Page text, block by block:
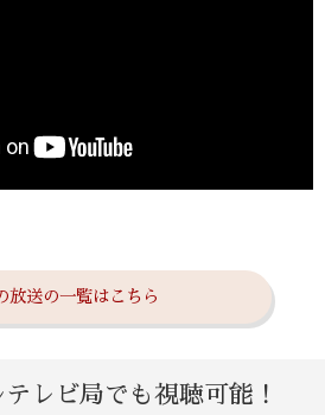
放送の一覧はこちら
レビ局でも視聴可能！